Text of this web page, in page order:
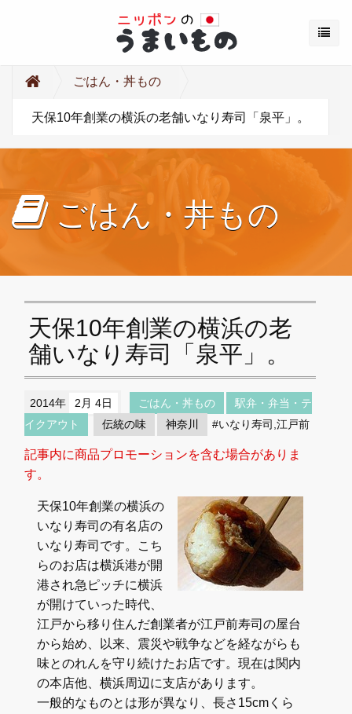
ごはん・丼もの
天保10年創業の横浜の老舗いなり寿司「泉平」。
ごはん・丼もの
天保10年創業の横浜の老
舗いなり寿司「泉平」。
2014年 2月 4日 ごはん・丼もの
駅弁・弁当・テ
イクアウト
伝統の味 神奈川 #いなり寿司,江戸前
記事内に商品プロモーションを含む場合がありま
す。
天保10年創業の横浜の
いなり寿司の有名店の
いなり寿司です。こち
らのお店は横浜港が開
港され急ピッチに横浜
が開けていった時代、
江戸から移り住んだ創業者が江戸前寿司の屋台
から始め、以来、震災や戦争などを経ながらも
味とのれんを守り続けたお店です。現在は関内
の本店他、横浜周辺に支店があります。
一般的なものとは形が異なり、長さ15cmくら